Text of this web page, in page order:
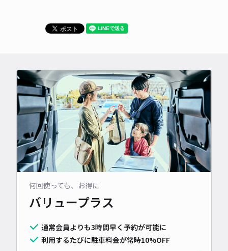
何回使っても、お得に
バリュープラス
通常会員よりも3時間早く予約が可能に
利用するたびに駐車料金が常時10%OFF